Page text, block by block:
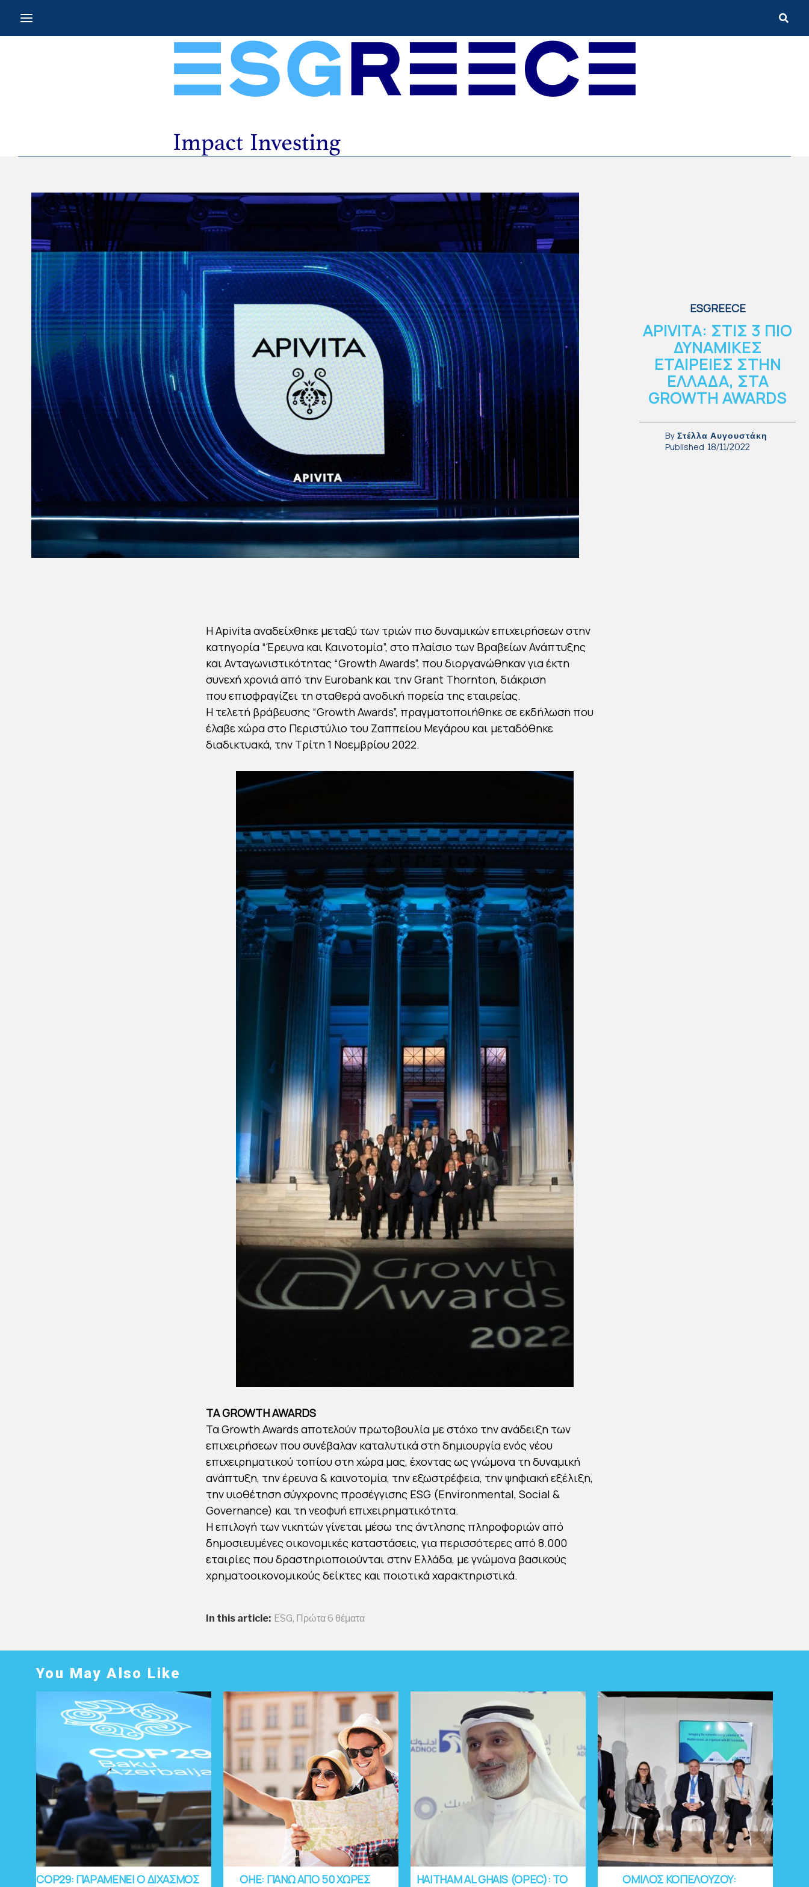
ESGREECE
APIVITA: ΣΤΙΣ 3 ΠΙΟ
ΔΥΝΑΜΙΚΕΣ
ΕΤΑΙΡΕΙΕΣ ΣΤΗΝ
ΕΛΛΑΔΑ, ΣΤΑ
GROWTH AWARDS
By Στέλλα Αυγουστάκη
Published 18/11/2022
Η Apivita αναδείχθηκε μεταξύ των τριών πιο δυναμικών επιχειρήσεων στην
κατηγορία “Έρευνα και Καινοτομία”, στο πλαίσιο των Βραβείων Ανάπτυξης
και Ανταγωνιστικότητας “Growth Awards”, που διοργανώθηκαν για έκτη
συνεχή χρονιά από την Eurobank και την Grant Thornton, διάκριση
που επισφραγίζει τη σταθερά ανοδική πορεία της εταιρείας.
Η τελετή βράβευσης “Growth Awards”, πραγματοποιήθηκε σε εκδήλωση που
έλαβε χώρα στο Περιστύλιο του Ζαππείου Μεγάρου και μεταδόθηκε
διαδικτυακά, την Τρίτη 1 Νοεμβρίου 2022.
ΤΑ GROWTH AWARDS
Τα Growth Awards αποτελούν πρωτοβουλία με στόχο την ανάδειξη των
επιχειρήσεων που συνέβαλαν καταλυτικά στη δημιουργία ενός νέου
επιχειρηματικού τοπίου στη χώρα μας, έχοντας ως γνώμονα τη δυναμική
ανάπτυξη, την έρευνα & καινοτομία, την εξωστρέφεια, την ψηφιακή εξέλιξη,
την υιοθέτηση σύγχρονης προσέγγισης ESG (Environmental, Social &
Governance) και τη νεοφυή επιχειρηματικότητα.
Η επιλογή των νικητών γίνεται μέσω της άντλησης πληροφοριών από
δημοσιευμένες οικονομικές καταστάσεις, για περισσότερες από 8.000
εταιρίες που δραστηριοποιούνται στην Ελλάδα, με γνώμονα βασικούς
χρηματοοικονομικούς δείκτες και ποιοτικά χαρακτηριστικά.
In this article: ESG, Πρώτα 6 θέματα
You May Also Like
COP29: ΠΑΡΑΜΕΝΕΙ Ο ΔΙΧΑΣΜΟΣ
OHE: ΠΑΝΩ ΑΠΟ 50 ΧΩΡΕΣ
HAITHAM AL GHAIS (OPEC): ΤΟ
ΟΜΙΛΟΣ ΚΟΠΕΛΟΥΖΟΥ: